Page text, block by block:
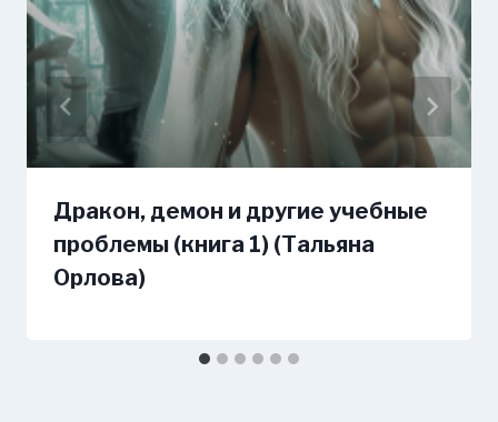
Дракон, демон и другие учебные
проблемы (книга 1) (Тальяна
Орлова)